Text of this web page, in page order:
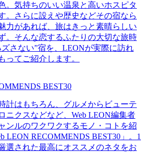
。気持ちのいい温泉と高いホスピタ
。さらに設えや歴史などその宿なら
力があれば、旅はきっと素晴らしい
。そんな恋するふたりの大切な旅時
さない”宿を、LEONが実際に訪れ
ってご紹介します。
BEST30
計はもちろん、グルメからビューテ
ニクスなどなど、Web LEON編集者
ンルのワクワクするモノ・コトを紹
LEON RECOMMENDS BEST30」。1
選された最高にオススメのネタをお